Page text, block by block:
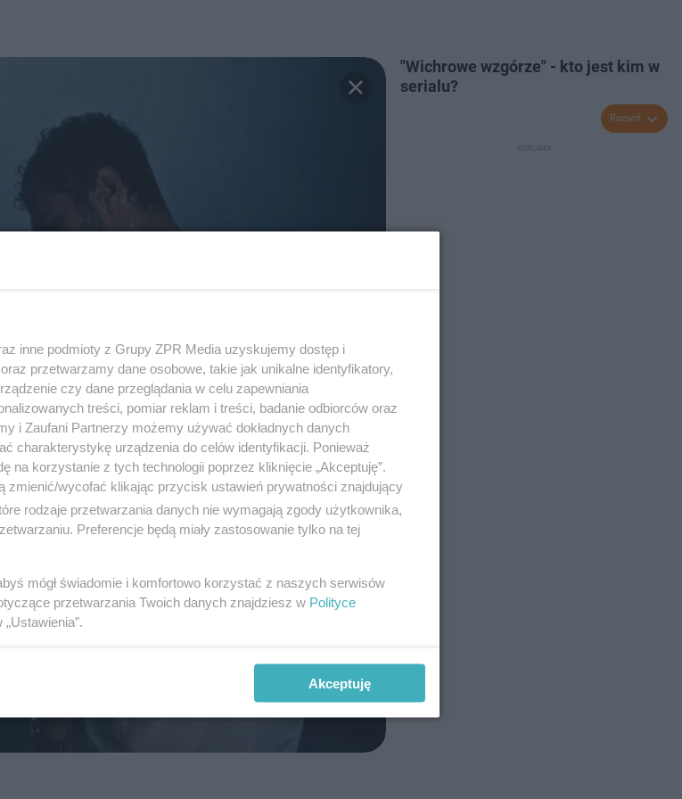
"Wichrowe wzgórze" - kto jest kim w
serialu?
Rozwiń
inne podmioty z Grupy ZPR Media uzyskujemy dostęp i
przetwarzamy dane osobowe, takie jak unikalne identyfikatory,
czy dane przeglądania w celu zapewniania
treści, pomiar reklam i treści, badanie odbiorców oraz
i Zaufani Partnerzy możemy używać dokładnych danych
charakterystykę urządzenia do celów identyfikacji. Ponieważ
na korzystanie z tych technologii poprzez kliknięcie „Akceptuję”.
zmienić/wycofać klikając przycisk ustawień prywatności znajdujący
rodzaje przetwarzania danych nie wymagają zgody użytkownika,
Preferencje będą miały zastosowanie tylko na tej
mógł świadomie i komfortowo korzystać z naszych serwisów
przetwarzania Twoich danych znajdziesz w Polityce
Akceptuję